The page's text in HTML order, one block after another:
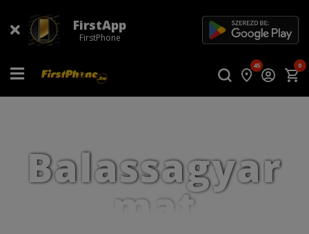
FirstApp
FirstPhone
45 0
Balassagyar
mat